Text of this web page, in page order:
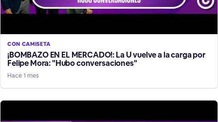
CON CAMISETA
¡BOMBAZO EN EL MERCADO!: La U vuelve a la carga por
Felipe Mora: "Hubo conversaciones"
Hace 1 mes